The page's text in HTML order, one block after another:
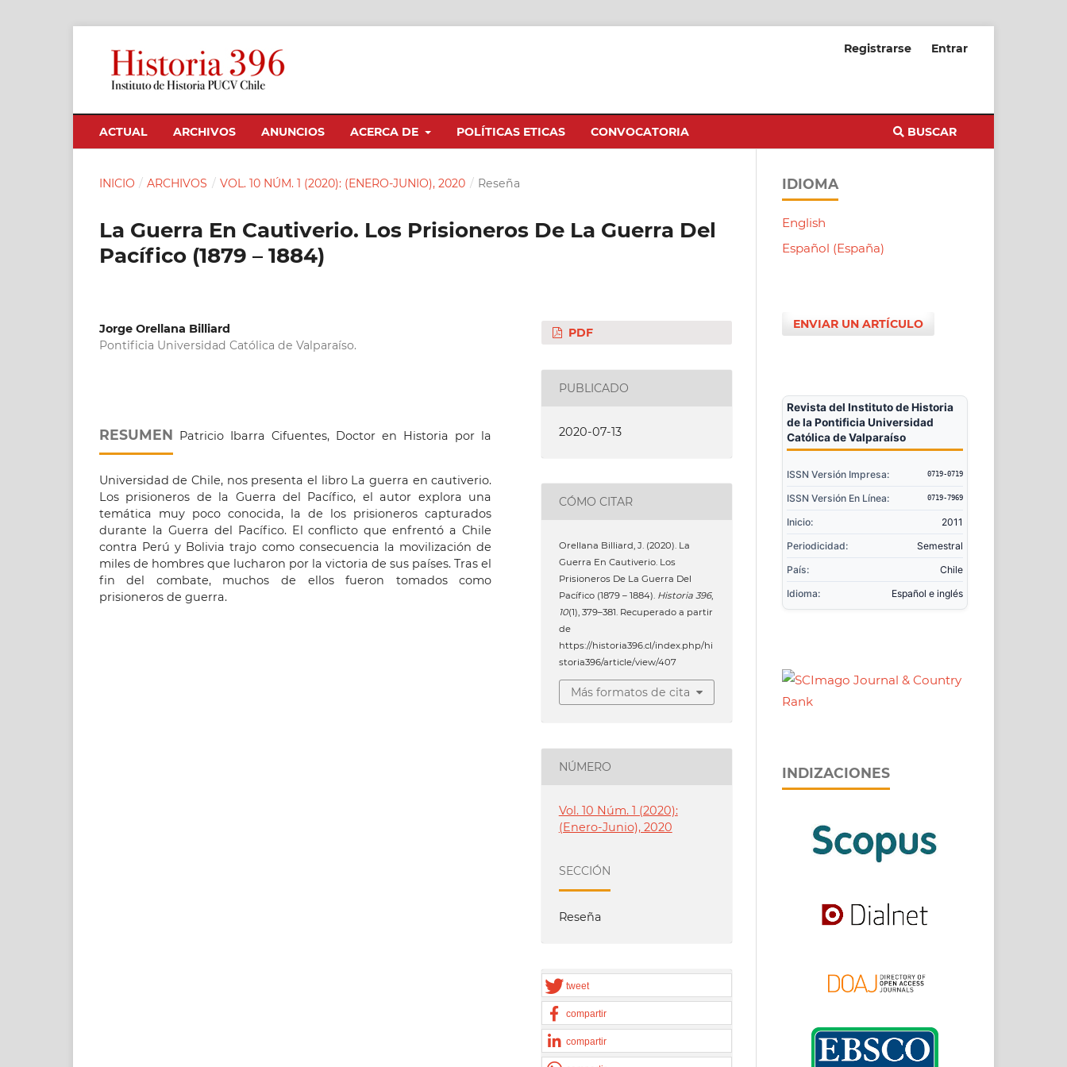
ACTUAL ARCHIVOS ANUNCIOS ACERCA DE POLÍTICAS ETICAS CONVOCATORIA BUSCAR
Registrarse Entrar
INICIO / ARCHIVOS / VOL. 10 NÚM. 1 (2020): (ENERO-JUNIO), 2020 / Reseña
La Guerra En Cautiverio. Los Prisioneros De La Guerra Del
Pacífico (1879 – 1884)
Jorge Orellana Billiard
Pontificia Universidad Católica de Valparaíso.
RESUMEN Patricio Ibarra Cifuentes, Doctor en Historia por la
Universidad de Chile, nos presenta el libro La guerra en cautiverio.
Los prisioneros de la Guerra del Pacífico, el autor explora una
temática muy poco conocida, la de los prisioneros capturados
durante la Guerra del Pacífico. El conflicto que enfrentó a Chile
contra Perú y Bolivia trajo como consecuencia la movilización de
miles de hombres que lucharon por la victoria de sus países. Tras el
fin del combate, muchos de ellos fueron tomados como
prisioneros de guerra.
PDF
PUBLICADO
2020-07-13
CÓMO CITAR
Orellana Billiard, J. (2020). La
Guerra En Cautiverio. Los
Prisioneros De La Guerra Del
Pacífico (1879 – 1884). Historia 396,
10(1), 379–381. Recuperado a partir
de
https://historia396.cl/index.php/hi
storia396/article/view/407
Más formatos de cita
NÚMERO
Vol. 10 Núm. 1 (2020):
(Enero-Junio), 2020
SECCIÓN
Reseña
tweet
compartir
compartir
IDIOMA
English
Español (España)
ENVIAR UN ARTÍCULO
Revista del Instituto de Historia
de la Pontificia Universidad
Católica de Valparaíso
ISSN Versión Impresa: 0719-0719
ISSN Versión En Línea: 0719-7969
Inicio:
2011
Periodicidad:
Semestral
País:
Chile
Idioma:
Español e inglés
INDIZACIONES